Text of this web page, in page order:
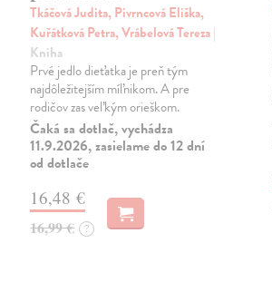
Tkáčová Judita, Pivrncová Eliška,
Kuřátková Petra, Vrábelová Tereza|
Kniha
Prvé jedlo dieťatka je preň tým
najdôležitejším míľnikom. A pre
rodičov zas veľkým orieškom.
Čaká sa dotlač, vychádza
11.9.2026, zasielame do 12 dní
od dotlače
16,48 €
16,99 € ?